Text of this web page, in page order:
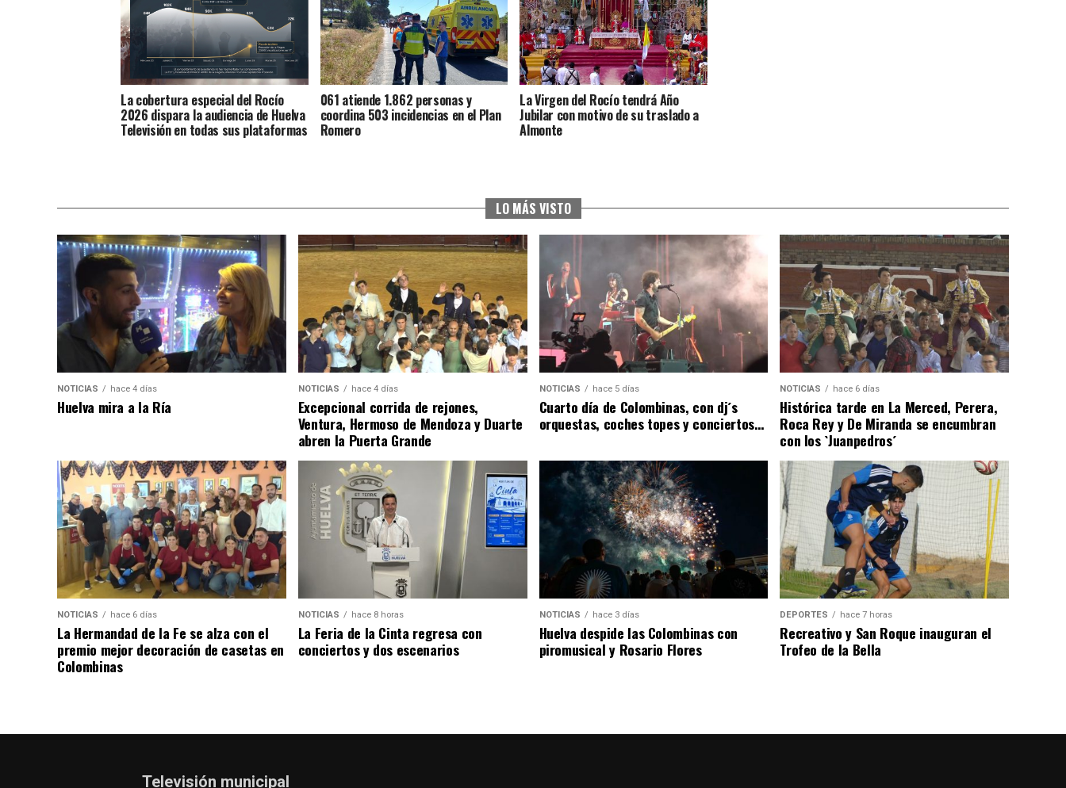
La cobertura especial del Rocío
2026 dispara la audiencia de Huelva
Televisión en todas sus plataformas
061 atiende 1.862 personas y
coordina 503 incidencias en el Plan
Romero
La Virgen del Rocío tendrá Año
Jubilar con motivo de su traslado a
Almonte
LO MÁS VISTO
NOTICIAS hace 4 días
Huelva mira a la Ría
NOTICIAS hace 4 días
Excepcional corrida de rejones,
Ventura, Hermoso de Mendoza y Duarte
abren la Puerta Grande
NOTICIAS hace 5 días
Cuarto día de Colombinas, con dj´s
orquestas, coches topes y conciertos…
NOTICIAS hace 6 días
Histórica tarde en La Merced, Perera,
Roca Rey y De Miranda se encumbran
con los `Juanpedros´
NOTICIAS hace 6 días
La Hermandad de la Fe se alza con el
premio mejor decoración de casetas en
Colombinas
NOTICIAS hace 8 horas
La Feria de la Cinta regresa con
conciertos y dos escenarios
NOTICIAS hace 3 días
Huelva despide las Colombinas con
piromusical y Rosario Flores
DEPORTES hace 7 horas
Recreativo y San Roque inauguran el
Trofeo de la Bella
Televisión municipal